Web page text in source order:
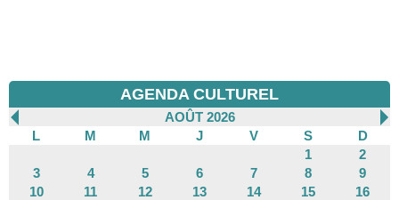
AGENDA CULTUREL
AOÛT 2026
L
M M J V S
D
1
2
3
4 5 6 7 8
9
10
11 12 13 14 15
16